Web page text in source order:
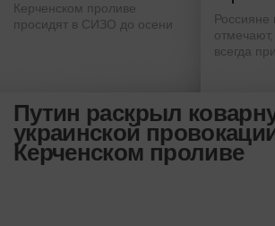
Керченском проливе
просидят в СИЗО до осени
Россияне
всегда
Путин раскрыл
украинской
Керченском проливе